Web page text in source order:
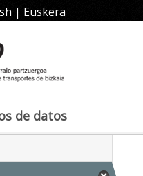
| Euskera
de datos